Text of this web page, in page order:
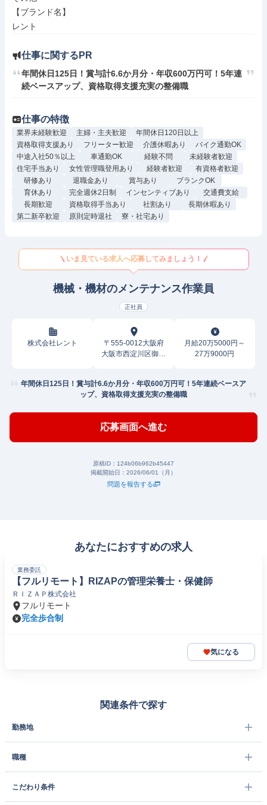
【ブランド名】
レント
仕事に関するPR
年間休日125日！賞与計6.6か月分・年収600万円可！5年連
続ベースアップ、資格取得支援充実の整備職
仕事の特徴
業界未経験歓迎 主婦・主夫歓迎
年間休日120日以上
資格取得支援あり
フリーター歓迎 介護休暇あり
バイク通勤OK
中途入社50％以上
車通勤OK 経験不問
未経験者歓迎
住宅手当あり
女性管理職登用あり 経験者歓迎
有資格者歓迎
研修あり
退職金あり 賞与あり
ブランクOK
育休あり
完全週休2日制 インセンティブあり
交通費支給
長期歓迎
資格取得手当あり 社割あり
長期休暇あり
第二新卒歓迎
原則定時退社 寮・社宅あり
いま見ている求人へ応募してみましょう！
機械・機材のメンテナンス作業員
正社員
株式会社レント
〒555-0012大阪府
大阪市西淀川区御幣
月給20万5000円～
27万9000円
年間休日125日！賞与計6.6か月分・年収600万円可！5年連続ベースア
ップ、資格取得支援充実の整備職
応募画面へ進む
原稿ID： 124b06b962b45447
掲載開始日： 2026/06/01（月）
問題を報告する
あなたにおすすめの求人
業務委託
【フルリモート】RIZAPの管理栄養士・保健師
ＲＩＺＡＰ株式会社
フルリモート
完全歩合制
気になる
関連条件で探す
勤務地
職種
こだわり条件